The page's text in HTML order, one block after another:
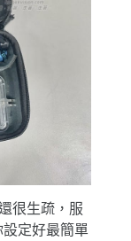
很生疏，服
定好最簡單